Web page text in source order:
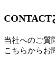
CONTACT
当社へのご質
こちらからお